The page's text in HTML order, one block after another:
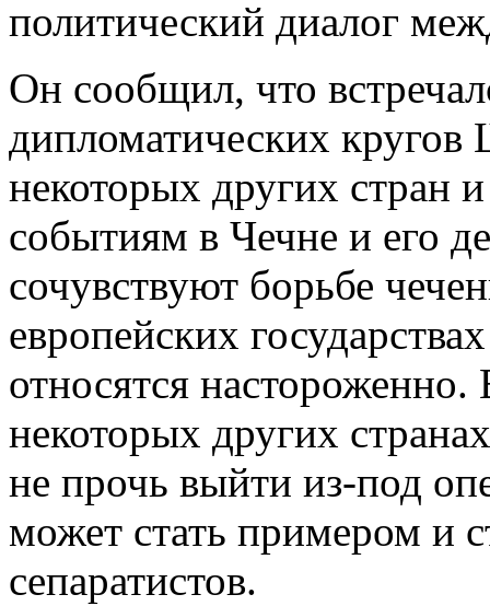
политический диалог
Он сообщил, что
дипломатических
некоторых других стран
событиям в Чечне и его
сочувствуют борьбе
европейских
относятся
некоторых других
не прочь выйти из-под
может стать примером и
сепаратистов.